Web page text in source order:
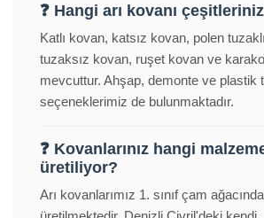
❓ Hangi arı kovanı
Katlı kovan, katsız kovan, polen
tuzaksız kovan, ruşet kovan ve
mevcuttur. Ahşap, demonte ve plastik
seçeneklerimiz de bulunmaktadır.
❓ Kovanlarınız hangi
üretiliyor?
Arı kovanlarımız 1. sınıf çam